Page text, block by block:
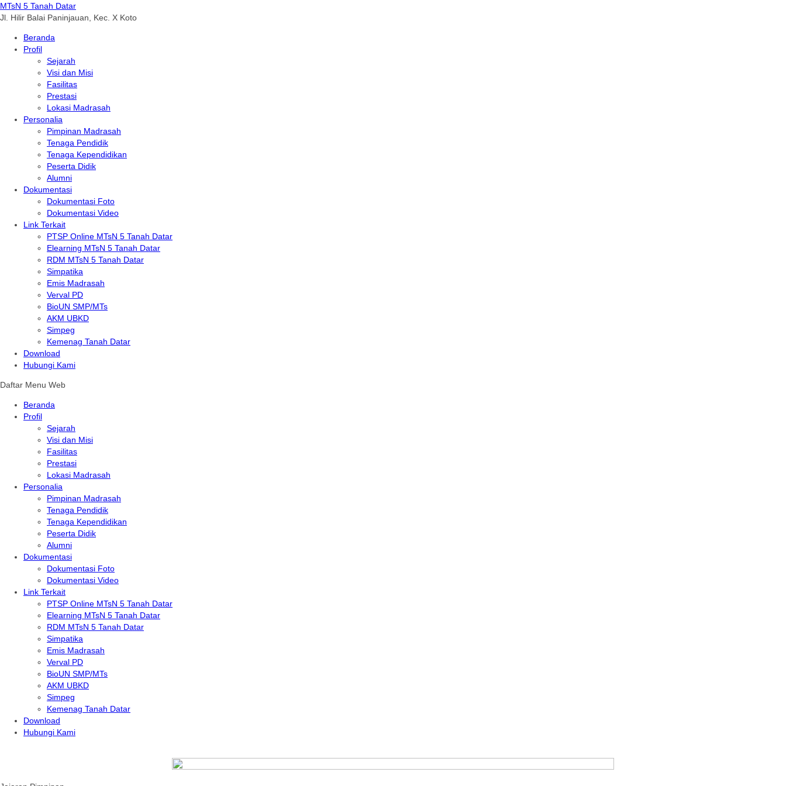
MTsN 5 Tanah Datar
Jl. Hilir Balai Paninjauan, Kec. X Koto
Beranda
Profil
Sejarah
Visi dan Misi
Fasilitas
Prestasi
Lokasi Madrasah
Personalia
Pimpinan Madrasah
Tenaga Pendidik
Tenaga Kependidikan
Peserta Didik
Alumni
Dokumentasi
Dokumentasi Foto
Dokumentasi Video
Link Terkait
PTSP Online MTsN 5 Tanah Datar
Elearning MTsN 5 Tanah Datar
RDM MTsN 5 Tanah Datar
Simpatika
Emis Madrasah
Verval PD
BioUN SMP/MTs
AKM UBKD
Simpeg
Kemenag Tanah Datar
Download
Hubungi Kami
Daftar Menu Web
Beranda
Profil
Sejarah
Visi dan Misi
Fasilitas
Prestasi
Lokasi Madrasah
Personalia
Pimpinan Madrasah
Tenaga Pendidik
Tenaga Kependidikan
Peserta Didik
Alumni
Dokumentasi
Dokumentasi Foto
Dokumentasi Video
Link Terkait
PTSP Online MTsN 5 Tanah Datar
Elearning MTsN 5 Tanah Datar
RDM MTsN 5 Tanah Datar
Simpatika
Emis Madrasah
Verval PD
BioUN SMP/MTs
AKM UBKD
Simpeg
Kemenag Tanah Datar
Download
Hubungi Kami